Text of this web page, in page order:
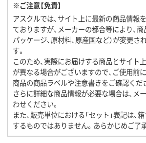
※ご注意【免責】
アスクルでは、サイト上に最新の商品情報
ておりますが、メーカーの都合等により、商
パッケージ、原材料、原産国など）が変更さ
す。
このため、実際にお届けする商品とサイト
が異なる場合がございますので、ご使用前
商品の商品ラベルや注意書きをご確認くだ
さらに詳細な商品情報が必要な場合は、メ
わせください。
また、販売単位における「セット」表記は、
するものではありません。あらかじめご了